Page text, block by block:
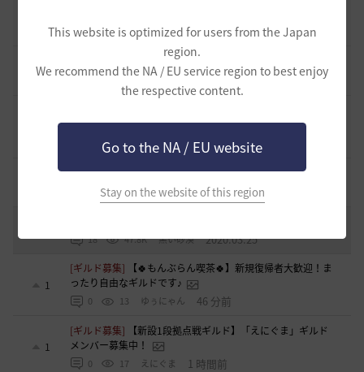
This website is optimized for users from the Japan
region.
We recommend the NA / EU service region to best enjoy
the respective content.
Go to the NA / EU website
Stay on the website of this region
0 963 黒い砂漠 7 日前
8
[開催中のイベント] 今週のイベントは？
黒い砂漠 2023.02.28
43.2K 黒い砂漠 2022.12.21
エント研究室動画集
32.3K 黒い砂漠 2021.05.12
18 47.8K 黒い砂漠 2020.03.25
1
[ギルド募集]
【🍀もんぶらん喫茶🍀】新規復帰者大歓迎！ま
ったり自由なギルドです♪
0 13 ゆぅにゃん 46 分前
1
[ギルド募集]
【新設1段拠点戦ギルド】「えにぐま」ギルド
メンバー募集中！
0 17 えにぐま 1 時間前